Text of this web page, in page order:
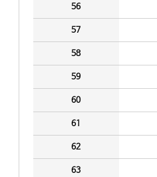
56
57
58
59
60
61
62
63